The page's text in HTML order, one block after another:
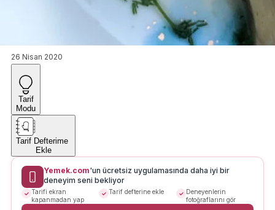
26 Nisan 2020
Tarif
Modu
Tarif Defterime
Ekle
Yemek.com'un ücretsiz uygulamasında daha iyi bir
deneyim seni bekliyor
Tarifi ekran
kapanmadan yap
Tarif defterine ekle
Deneyenlerin
fotoğraflarını gör